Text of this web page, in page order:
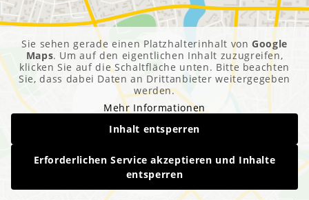
Sie sehen gerade einen Platzhalterinhalt vonGoogle
Maps. Um auf den eigentlichen Inhalt zuzugreifen,
klicken Sie auf die Schaltfläche unten. Bitte beachten
Sie, dass dabei Daten an Drittanbieter weitergegeben
werden.
Mehr Informationen
Inhalt entsperren
Erforderlichen Service akzeptieren und Inhalte
entsperren